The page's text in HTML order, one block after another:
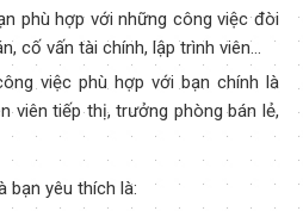
phù hợp với những công việc đòi
cố vấn tài chính, lập trình viên…
việc phù hợp với bạn chính là
viên tiếp thị, trưởng phòng bán lẻ,
yêu thích là: